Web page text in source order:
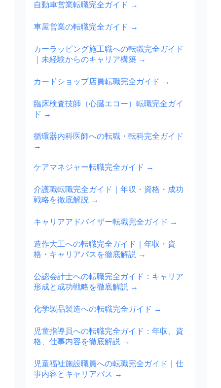
自動車営業転職完全ガイド →
車屋営業の転職完全ガイド →
カーラッピング施工職への転職完全ガイド
｜未経験からのキャリア構築 →
カードショップ店員転職完全ガイド →
臨床検査技師（心臓エコー）転職完全ガイ
ド →
循環器内科医師への転職・転科完全ガイド
→
ケアマネジャー転職完全ガイド →
介護職転職完全ガイド｜年収・資格・成功
戦略を徹底解説 →
キャリアアドバイザー転職完全ガイド →
造作大工への転職完全ガイド｜年収・資
格・キャリアパスを徹底解説 →
公認会計士への転職完全ガイド：キャリア
形成と成功戦略を徹底解説 →
化学製品製造への転職完全ガイド →
児童指導員への転職完全ガイド：年収、資
格、仕事内容を徹底解説 →
児童福祉施設職員への転職完全ガイド｜仕
事内容とキャリアパス →